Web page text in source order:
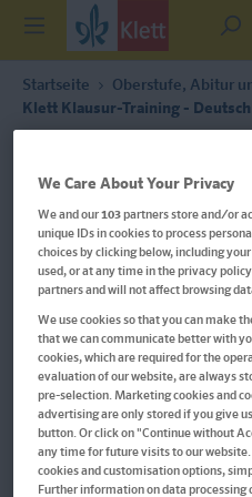
Startseite
Oberstufe, Abitur
Klett Klausur-Training -
Im
We Care About Your Privacy
We and our103partners store and/or
unique IDs in cookies to process
choices by clicking below, including
used, or at any time in the privacy
partners and will not affect browsing
We use cookies so that you can make
that we can communicate better with
cookies, which are required for the
evaluation of our website, are always
pre-selection. Marketing cookies and
advertising are only stored if you give
button. Or click on "Continue without
any time for future visits to our
cookies and customisation options,
Further information on data processing